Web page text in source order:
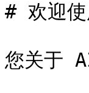
# 欢迎
您关于